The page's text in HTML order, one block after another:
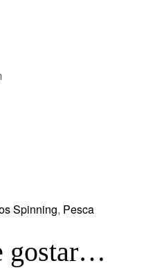
Spinning, Pesca
gostar…